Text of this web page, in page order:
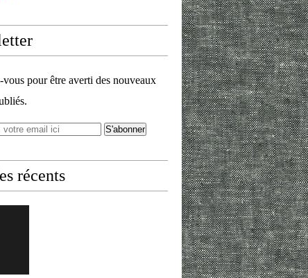
pour être averti des nouveaux
récents